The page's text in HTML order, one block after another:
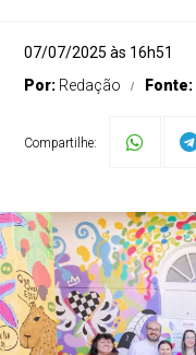
07/07/2025 às 16h51
Por: Redação Fonte:
Compartilhe: